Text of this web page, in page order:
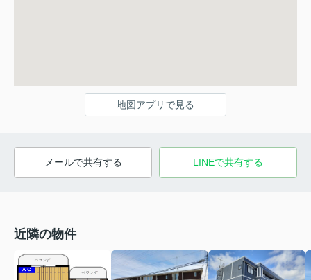
地図アプリで見る
メールで共有する LINEで共有する
近隣の物件